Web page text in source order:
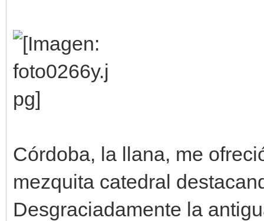
Córdoba, la llana, me
mezquita catedral
Desgraciadamente la